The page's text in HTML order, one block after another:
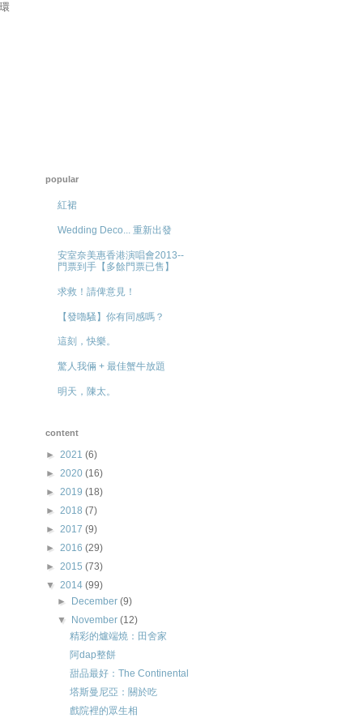
popular
紅裙
Wedding Deco... 重新出發
安室奈美惠香港演唱會2013--
門票到手【多餘門票已售】
求救！請俾意見！
【發嚕騷】你有同感嗎？
這刻，快樂。
驚人我倆 + 最佳蟹牛放題
明天，陳太。
content
► 2021 (6)
► 2020 (16)
► 2019 (18)
► 2018 (7)
► 2017 (9)
► 2016 (29)
► 2015 (73)
▼ 2014 (99)
►
December(9)
▼
November(12)
精彩的爐端燒：田舍家
阿dap整餅
甜品最好：The Continental
塔斯曼尼亞：關於吃
戲院裡的眾生相